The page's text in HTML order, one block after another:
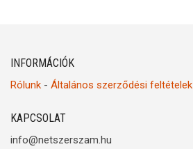
INFORMÁCIÓK
Rólunk - Általános szerződési feltételek
KAPCSOLAT
info@netszerszam.hu